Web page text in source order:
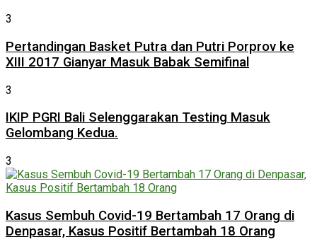
3
Pertandingan Basket Putra dan Putri Porprov ke
XIII 2017 Gianyar Masuk Babak Semifinal
3
IKIP PGRI Bali Selenggarakan Testing Masuk
Gelombang Kedua.
3
Kasus Sembuh Covid-19 Bertambah 17 Orang di
Denpasar, Kasus Positif Bertambah 18 Orang